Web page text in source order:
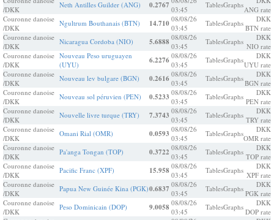
/DKK
Neth Antilles Guilder (ANG) 0.2767 03:45
TablesGraphs
ANG rate
Couronne danoise
/DKK
Ngultrum Bouthanais (BTN) 14.710 08/08/26
03:45
TablesGraphs
DKK
BTN rate
Couronne danoise
/DKK
Nicaragua Cordoba (NIO) 5.6888 08/08/26
03:45
TablesGraphs
DKK
NIO rate
Couronne danoise
/DKK
Nouveau Peso uruguayen
(UYU)
6.2276 08/08/26
03:45
TablesGraphs
DKK
UYU rate
Couronne danoise
/DKK
Nouveau lev bulgare (BGN) 0.2616 08/08/26
03:45
TablesGraphs
DKK
BGN rate
Couronne danoise
/DKK
Nouveau sol péruvien (PEN) 0.5233 08/08/26
03:45
TablesGraphs
DKK
PEN rate
Couronne danoise
/DKK
Nouvelle livre turque (TRY) 7.3743 08/08/26
03:45
TablesGraphs
DKK
TRY rate
Couronne danoise
/DKK
Omani Rial (OMR) 0.0593 08/08/26
03:45
TablesGraphs
DKK
OMR rate
Couronne danoise
/DKK
Pa'anga Tongan (TOP) 0.3722 08/08/26
03:45
TablesGraphs
DKK
TOP rate
Couronne danoise
/DKK
Pacific Franc (XPF) 15.958 08/08/26
03:45
TablesGraphs
DKK
XPF rate
Couronne danoise
/DKK
Papua New Guinée Kina (PGK)0.6837 08/08/26
03:45
TablesGraphs
DKK
PGK rate
Couronne danoise
/DKK
Peso Dominicain (DOP) 9.0058 08/08/26
03:45
TablesGraphs
DKK
DOP rate